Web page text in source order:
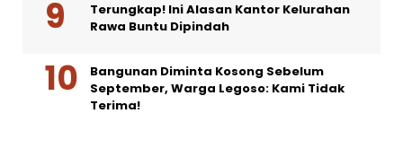
Terungkap! Ini Alasan Kantor Kelurahan
Rawa Buntu Dipindah
Bangunan Diminta Kosong Sebelum
September, Warga Legoso: Kami Tidak
Terima!